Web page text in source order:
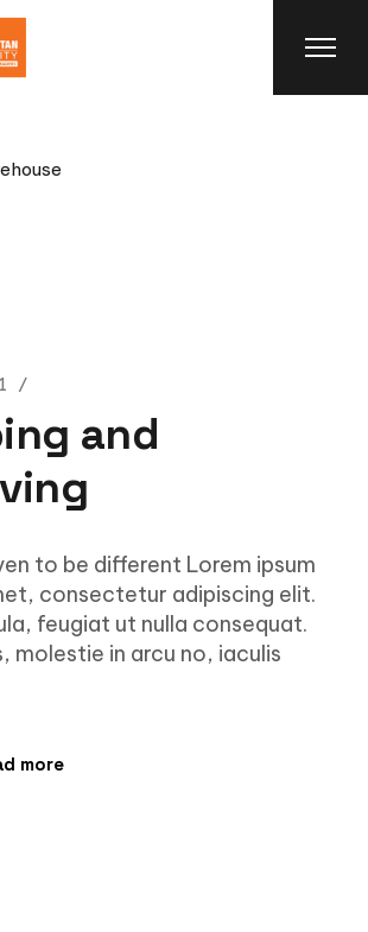
and
to be different Lorem ipsum
consectetur adipiscing elit.
feugiat ut nulla consequat.
molestie in arcu no, iaculis
more